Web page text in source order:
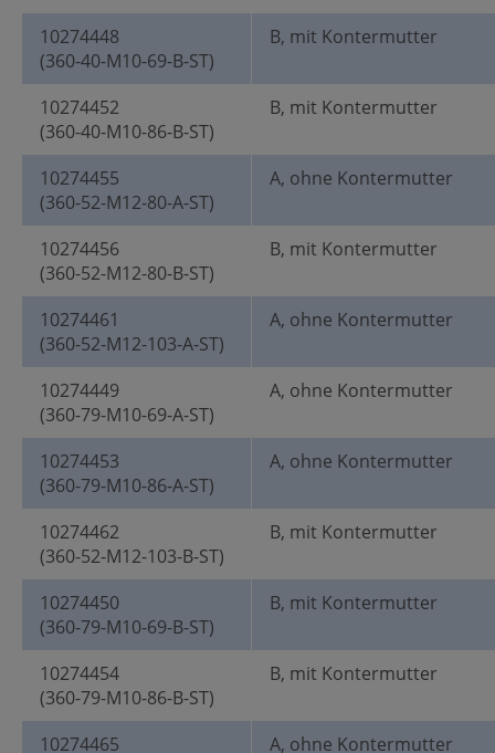
10274448
(360-40-M10-69-B-ST)
B, mit Kontermutter
10274452
(360-40-M10-86-B-ST)
B, mit Kontermutter
10274455
(360-52-M12-80-A-ST)
A, ohne Kontermutter
10274456
(360-52-M12-80-B-ST)
B, mit Kontermutter
10274461
(360-52-M12-103-A-ST)
A, ohne Kontermutter
10274449
(360-79-M10-69-A-ST)
A, ohne Kontermutter
10274453
(360-79-M10-86-A-ST)
A, ohne Kontermutter
10274462
(360-52-M12-103-B-ST)
B, mit Kontermutter
10274450
(360-79-M10-69-B-ST)
B, mit Kontermutter
10274454
(360-79-M10-86-B-ST)
B, mit Kontermutter
10274465
A, ohne Kontermutter